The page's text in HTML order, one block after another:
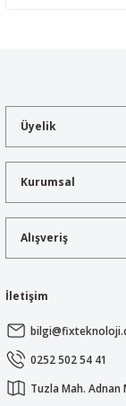
Ürün
Ürün bilgilerinde
Bu ürüne benzer
Üyelik
Kurumsal
Alışveriş
İletişim
0252 502 54 41
Tuzla Mah. Adnan